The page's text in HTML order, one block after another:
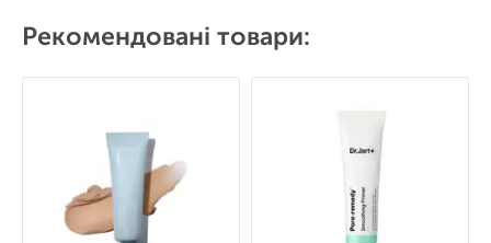
Рекомендовані товари: